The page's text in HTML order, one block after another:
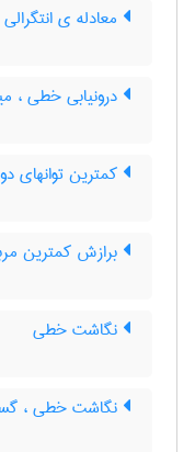
معادله ی
درونیابی خطی ،
کمترین توانهای
برازش کمترین
نگاشت خطی
نگاشت خطی ،